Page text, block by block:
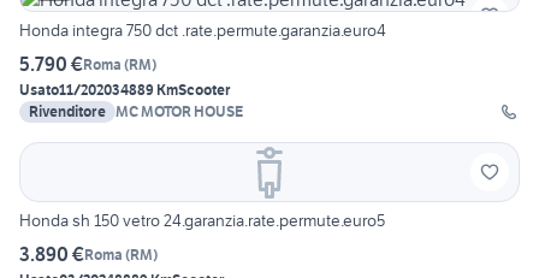
Honda integra 750 dct .rate.permute.garanzia.euro4
5.790 €Roma (RM)
Usato11/202034889 KmScooter
Rivenditore MC MOTOR HOUSE
Honda sh 150 vetro 24.garanzia.rate.permute.euro5
3.890 €Roma (RM)